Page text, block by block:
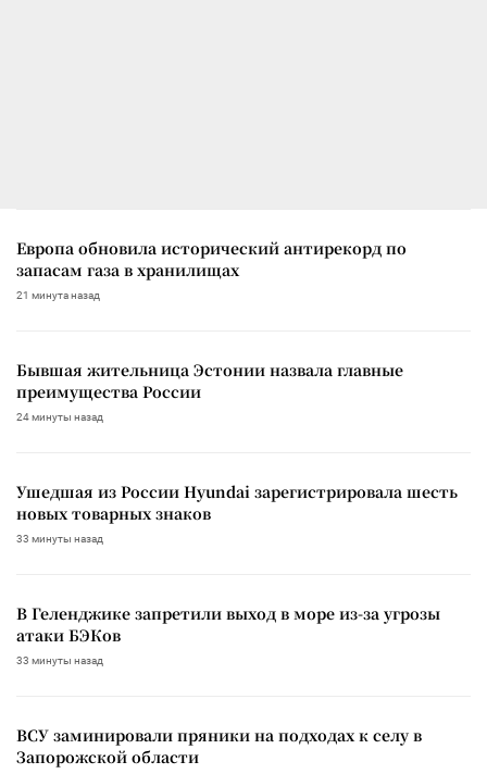
Европа обновила исторический антирекорд по
запасам газа в хранилищах
21 минута назад
Бывшая жительница Эстонии назвала главные
преимущества России
24 минуты назад
Ушедшая из России Hyundai зарегистрировала шесть
новых товарных знаков
33 минуты назад
В Геленджике запретили выход в море из-за угрозы
атаки БЭКов
33 минуты назад
ВСУ заминировали пряники на подходах к селу в
Запорожской области